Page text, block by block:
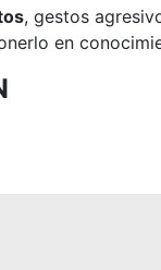
, gestos
en